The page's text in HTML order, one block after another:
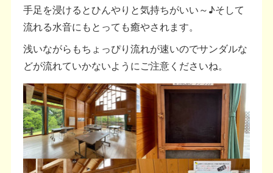
手足を浸けるとひんやりと気持ちがいい～♪そして
流れる水音にもとっても癒やされます。
浅いながらもちょっぴり流れが速いのでサンダルな
どが流れていかないようにご注意くださいね。